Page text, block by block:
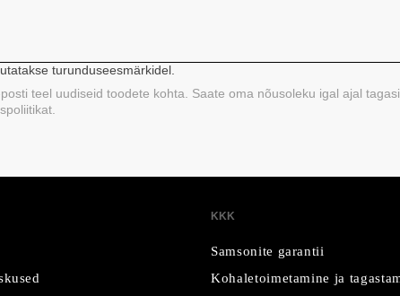
turunduseesmärkidel.
teel uudiseid toodete kohta. Saate oma nõusoleku igal ajal
KKK
Samsonite garantii
Kohaletoimetamine ja